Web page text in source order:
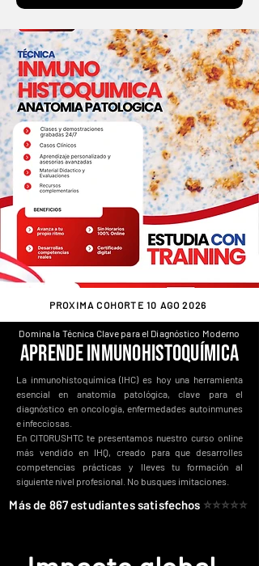
PROXIMA COHORTE 10 AGO 2026
Domina la Técnica Clave para el Diagnóstico Moderno
Aprende Inmunohistoquímica
La inmunohistoquímica (IHC) es hoy una herramienta
esencial en anatomía patológica, clave para el
diagnóstico en oncología, enfermedades autoinmunes
e infecciosas.
En CITORUSHTC te presentamos nuestro curso online
más vendido en IHQ, creado para que desarrolles
competencias prácticas y lleves tu formación al
siguiente nivel profesional. No busques imitaciones.
Más de 867 estudiantes satisfechos ⭐⭐⭐⭐⭐